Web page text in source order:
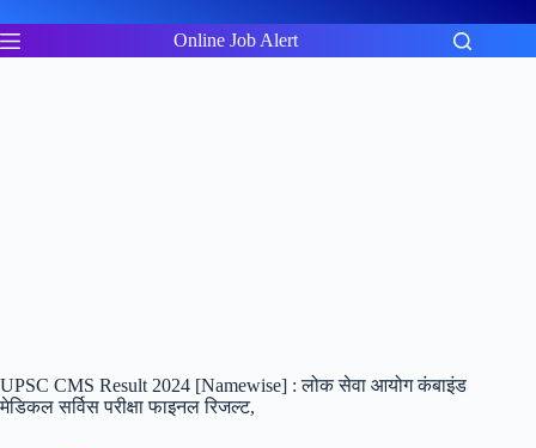
to
content
Online Job Alert
UPSC CMS Result 2024 [Namewise] : लोक सेवा आयोग कंबाइंड
मेडिकल सर्विस परीक्षा फाइनल रिजल्ट,